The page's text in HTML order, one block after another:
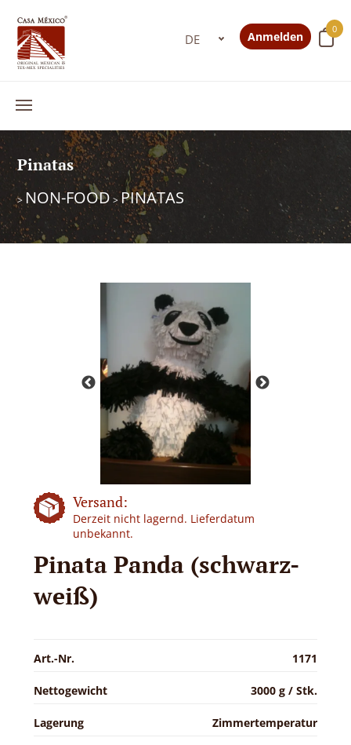
0
Anmelden
Pinatas
> NON-FOOD>PINATAS
Versand:
Derzeit nicht lagernd. Lieferdatum
unbekannt.
Pinata Panda (schwarz-
weiß)
Art.-Nr. 1171
Nettogewicht 3000 g / Stk.
Lagerung Zimmertemperatur